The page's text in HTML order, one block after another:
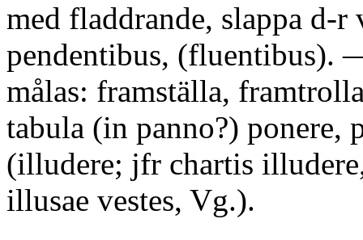
med fladdrande, slappa d-
pendentibus, (fluentibus).
målas: framställa,
tabula (in panno?) ponere,
(illudere; jfr chartis
illusae vestes, Vg.).